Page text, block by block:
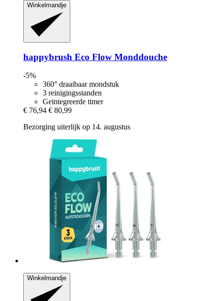
Winkelmandje
happybrush Eco Flow Monddouche
-5%
360° draaibaar mondstuk
3 reinigingsstanden
Geïntegreerde timer
€ 76,94 € 80,99
Bezorging uiterlijk op 14. augustus
Winkelmandje